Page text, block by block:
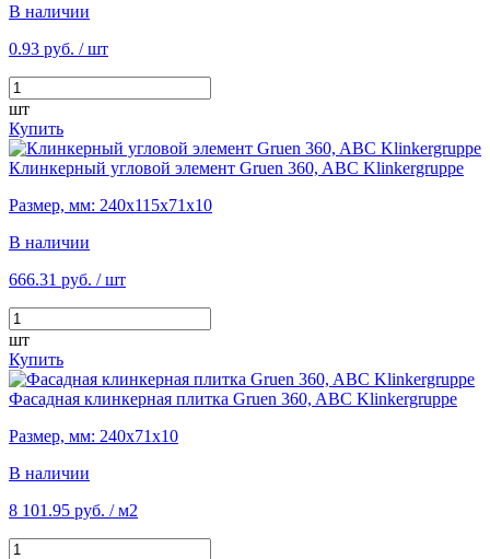
В наличии
0.93 руб. / шт
шт
Купить
Клинкерный угловой элемент Gruen 360, ABC Klinkergruppe
Размер, мм: 240х115х71х10
В наличии
666.31 руб. / шт
шт
Купить
Фасадная клинкерная плитка Gruen 360, ABC Klinkergruppe
Размер, мм: 240х71х10
В наличии
8 101.95 руб. / м2